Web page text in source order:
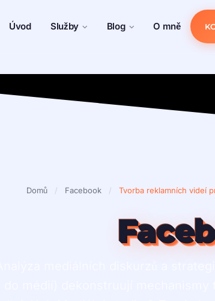
Úvod Služby Blog O mně
Domů / Facebook / Tvorba reklamních videí